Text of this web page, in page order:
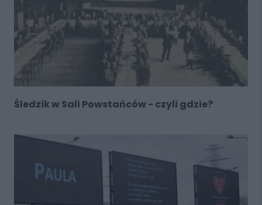
Śledzik w Sali Powstańców - czyli gdzie?